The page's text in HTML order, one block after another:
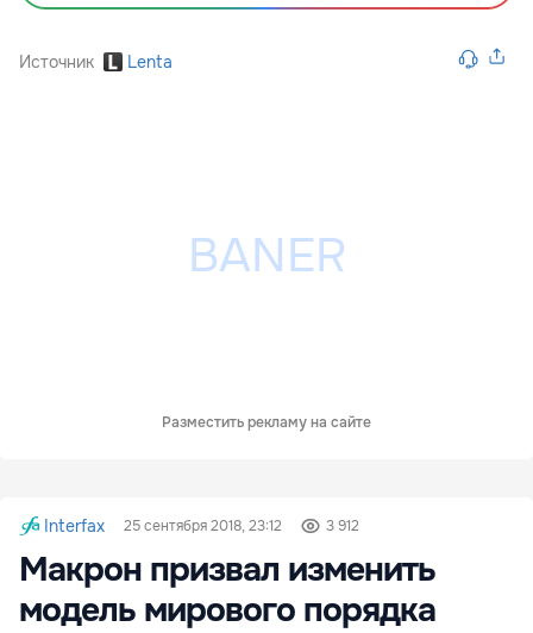
Источник Lenta
Разместить рекламу на сайте
Interfax 25 сентября 2018, 23:12 3 912
Макрон призвал изменить
модель мирового порядка